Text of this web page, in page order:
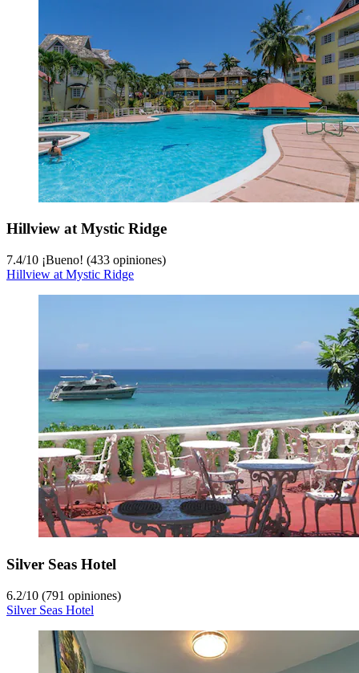
Hillview at Mystic Ridge
7.4/10 ¡Bueno! (433 opiniones)
Hillview at Mystic Ridge
Silver Seas Hotel
6.2/10 (791 opiniones)
Silver Seas Hotel